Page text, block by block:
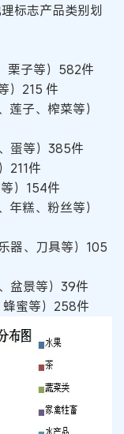
标志产品类别划
栗子等）582件
）215 件
子、榨菜等）
蛋等）385件
211件
）154件
糕、粉丝等）
器、刀具等）105
盆景等）39件
蜜等）258件